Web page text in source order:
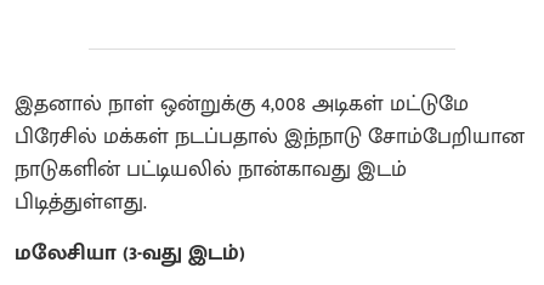
இதனால் நாள் ஒன்றுக்கு 4,008 அடிகள் மட்டுமே
பிரேசில் மக்கள் நடப்பதால் இந்நாடு சோம்பேறியான
நாடுகளின் பட்டியலில் நான்காவது இடம்
பிடித்துள்ளது.
மலேசியா (3-வது இடம்)